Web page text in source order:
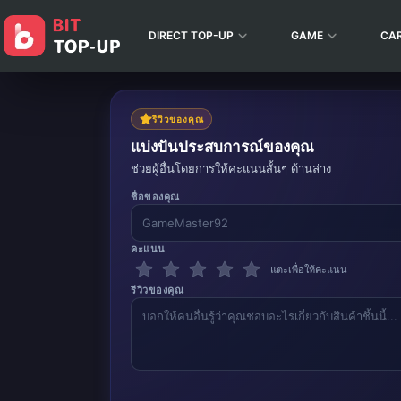
DIRECT TOP-UP GAME
รีวิวของคุณ
แบ่งปันประสบการณ์ของคุณ
ช่วยผู้อื่นโดยการให้คะแนนสั้นๆ ด้านล่าง
ชื่อของคุณ
คะแนน
แตะเพื่อให้คะแนน
รีวิวของคุณ